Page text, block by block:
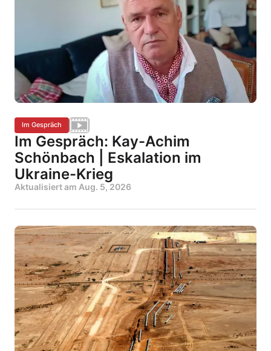
Im Gespräch
Im Gespräch: Kay-Achim
Schönbach | Eskalation im
Ukraine-Krieg
Aktualisiert am Aug. 5, 2026